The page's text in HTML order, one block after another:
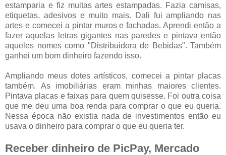
estamparia e fiz muitas artes estampadas. Fazia camisas,
etiquetas, adesivos e muito mais. Dali fui ampliando nas
artes e comecei a pintar muros e fachadas. Aprendi então a
fazer aquelas letras gigantes nas paredes e pintava então
aqueles nomes como "Distribuidora de Bebidas". Também
ganhei um bom dinheiro fazendo isso.
Ampliando meus dotes artísticos, comecei a pintar placas
também. As imobiliárias eram minhas maiores clientes.
Pintava placas e faixas para quem quisesse. Foi outra coisa
que me deu uma boa renda para comprar o que eu queria.
Nessa época não existia nada de investimentos então eu
usava o dinheiro para comprar o que eu queria ter.
Receber dinheiro de PicPay, Mercado